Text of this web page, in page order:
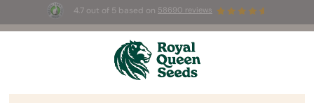
4.7 out of 5 based on 58690 reviews
☀️ Summer Sales: Up to 50% off
selected products! ⏤